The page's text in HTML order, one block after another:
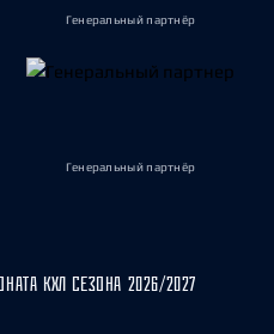
Генеральный партнёр
Генеральный партнёр
КХЛ СЕЗОНА 2026/2027